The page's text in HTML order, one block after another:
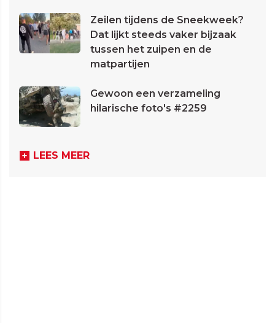
Zeilen tijdens de Sneekweek?
Dat lijkt steeds vaker bijzaak
tussen het zuipen en de
matpartijen
Gewoon een verzameling
hilarische foto's #2259
LEES MEER